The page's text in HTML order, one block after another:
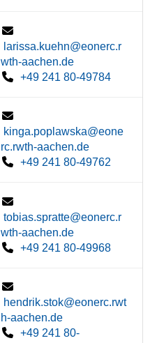
larissa.kuehn@eonerc.r
wth-aachen.de
+49 241 80-49784
kinga.poplawska@eone
rc.rwth-aachen.de
+49 241 80-49762
tobias.spratte@eonerc.r
wth-aachen.de
+49 241 80-49968
hendrik.stok@eonerc.rwt
h-aachen.de
+49 241 80-